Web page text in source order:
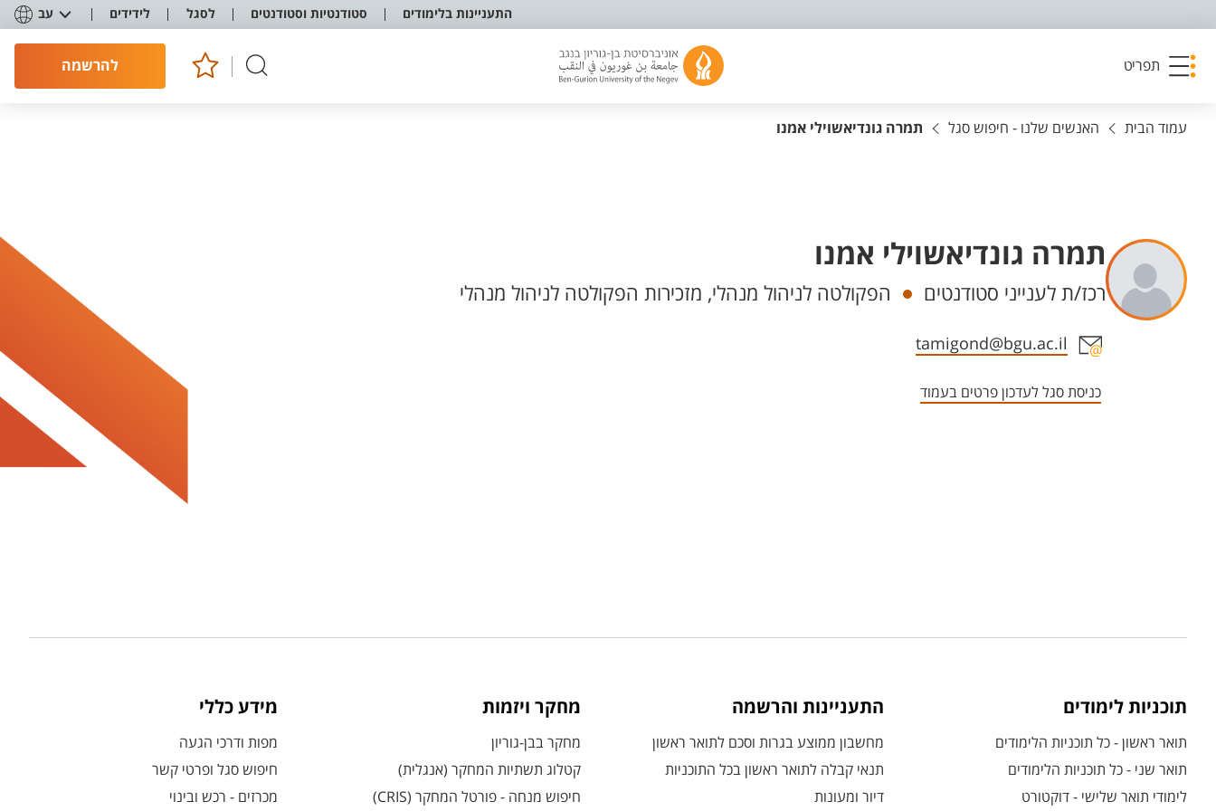
התעניינות בלימודים סטודנטיות וסטודנטים לסגל לידידים עב
תפריט להרשמה
עמוד הבית האנשים שלנו - חיפוש סגל תמרה גונדיאשוילי אמנו
תמרה גונדיאשוילי אמנו
יחידות
רכז/ת לענייני סטודנטים הפקולטה לניהול מנהלי, מזכירות הפקולטה לניהול מנהלי
אזור צור קשר עם איש הסגל
tamigond@bgu.ac.il
כניסת סגל לעדכון פרטים בעמוד
תוכניות לימודים
תואר ראשון - כל תוכניות הלימודים
תואר שני - כל תוכניות הלימודים
לימודי תואר שלישי - דוקטורט
התעניינות והרשמה
מחשבון ממוצע בגרות וסכם לתואר ראשון
תנאי קבלה לתואר ראשון בכל התוכניות
דיור ומעונות
מחקר ויזמות
מחקר בבן-גוריון
קטלוג תשתיות המחקר (אנגלית)
חיפוש מנחה - פורטל המחקר (CRIS)
מידע כללי
מפות ודרכי הגעה
חיפוש סגל ופרטי קשר
מכרזים - רכש ובינוי